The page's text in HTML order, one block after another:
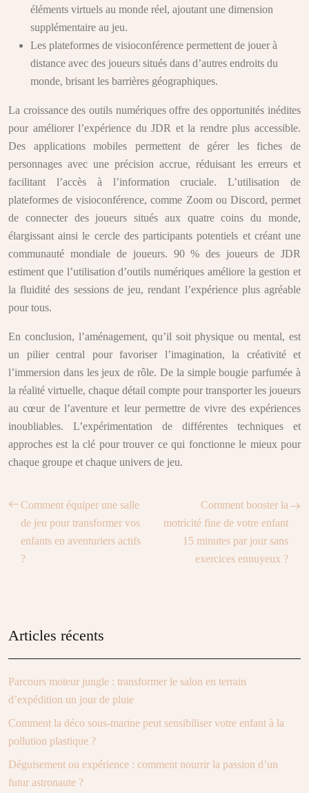
éléments virtuels au monde réel, ajoutant une dimension
supplémentaire au jeu.
Les plateformes de visioconférence permettent de jouer à
distance avec des joueurs situés dans d’autres endroits du
monde, brisant les barrières géographiques.
La croissance des outils numériques offre des opportunités inédites
pour améliorer l’expérience du JDR et la rendre plus accessible.
Des applications mobiles permettent de gérer les fiches de
personnages avec une précision accrue, réduisant les erreurs et
facilitant l’accès à l’information cruciale. L’utilisation de
plateformes de visioconférence, comme Zoom ou Discord, permet
de connecter des joueurs situés aux quatre coins du monde,
élargissant ainsi le cercle des participants potentiels et créant une
communauté mondiale de joueurs. 90 % des joueurs de JDR
estiment que l’utilisation d’outils numériques améliore la gestion et
la fluidité des sessions de jeu, rendant l’expérience plus agréable
pour tous.
En conclusion, l’aménagement, qu’il soit physique ou mental, est
un pilier central pour favoriser l’imagination, la créativité et
l’immersion dans les jeux de rôle. De la simple bougie parfumée à
la réalité virtuelle, chaque détail compte pour transporter les joueurs
au cœur de l’aventure et leur permettre de vivre des expériences
inoubliables. L’expérimentation de différentes techniques et
approches est la clé pour trouver ce qui fonctionne le mieux pour
chaque groupe et chaque univers de jeu.
Comment équiper une salle
de jeu pour transformer vos
enfants en aventuriers actifs
?
Comment booster la
motricité fine de votre enfant
15 minutes par jour sans
exercices ennuyeux ?
Articles récents
Parcours moteur jungle : transformer le salon en terrain
d’expédition un jour de pluie
Comment la déco sous-marine peut sensibiliser votre enfant à la
pollution plastique ?
Déguisement ou expérience : comment nourrir la passion d’un
futur astronaute ?